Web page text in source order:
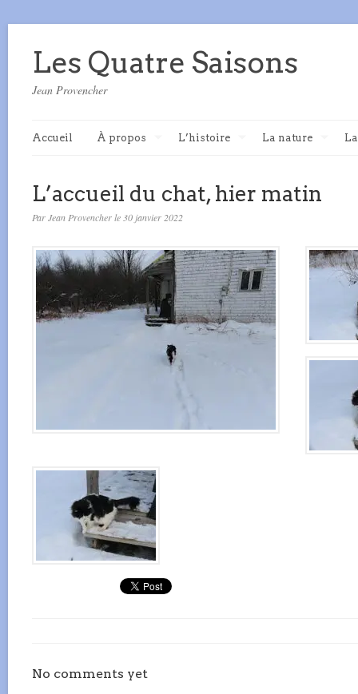
Les Quatre Saisons
Jean Provencher
Accueil À propos L’histoire La nature
L’accueil du chat, hier matin
Par Jean Provencher le 30 janvier 2022
No comments yet